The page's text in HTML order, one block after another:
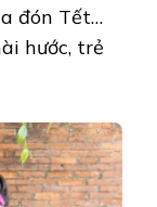
đón Tết…
hước, trẻ